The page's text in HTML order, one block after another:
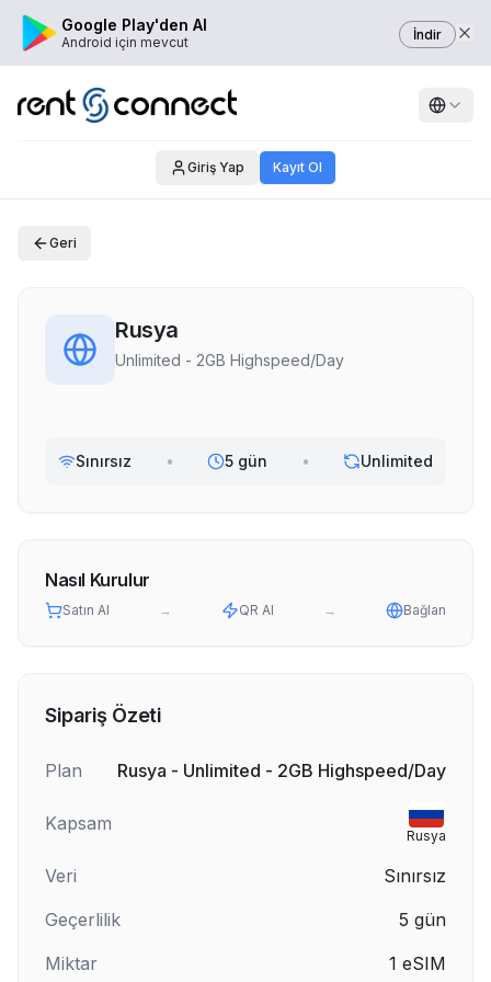
Google Play'den Al
Android için mevcut İndir
Giriş Yap Kayıt Ol
Geri
Rusya
Unlimited - 2GB Highspeed/Day
Sınırsız • 5 gün • Unlimited
Nasıl Kurulur
Satın Al → QR Al → Bağlan
Sipariş Özeti
Plan Rusya - Unlimited - 2GB Highspeed/Day
Kapsam
Rusya
Veri
Sınırsız
Geçerlilik
5 gün
Miktar
1 eSIM